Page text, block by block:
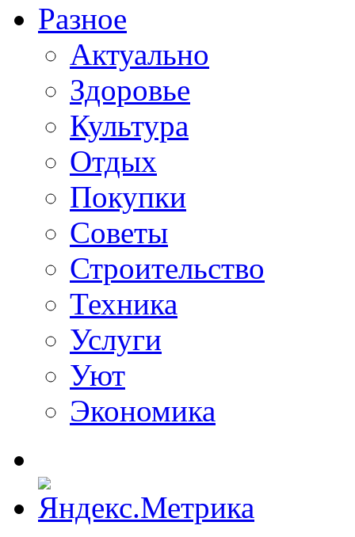
Разное
Актуально
Здоровье
Культура
Отдых
Покупки
Советы
Строительство
Техника
Услуги
Уют
Экономика